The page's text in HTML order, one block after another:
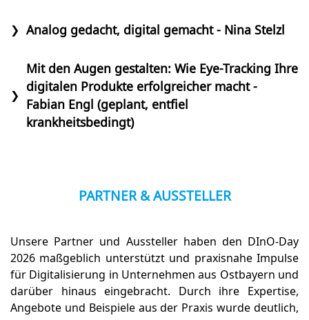
❯ Analog gedacht, digital gemacht - Nina Stelzl
❯
Mit den Augen gestalten: Wie Eye-Tracking Ihre
digitalen Produkte erfolgreicher macht -
Fabian Engl (geplant, entfiel
krankheitsbedingt)
PARTNER & AUSSTELLER
Unsere Partner und Aussteller haben den DInO-Day
2026 maßgeblich unterstützt und praxisnahe Impulse
für Digitalisierung in Unternehmen aus Ostbayern und
darüber hinaus eingebracht. Durch ihre Expertise,
Angebote und Beispiele aus der Praxis wurde deutlich,